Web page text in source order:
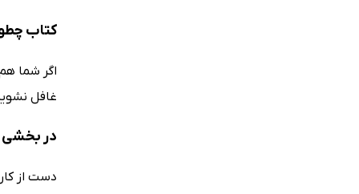
کتاب
اگر شما
غافل
در بخشی
دست از